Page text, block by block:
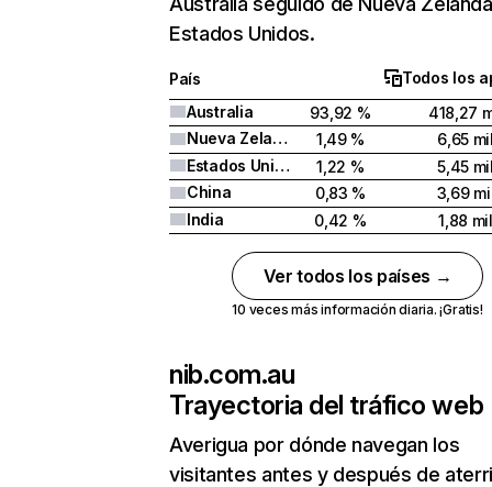
Estados Unidos.
País
Todos los
Australia
93,92 %
418,27
Nueva Zelanda
1,49 %
6,65
Estados Unidos
1,22 %
5,45
China
0,83 %
3,69
India
0,42 % 1,88 mil
Ver todos los países →
10 veces más información diaria. ¡Gratis!
nib.com.au
Trayectoria del tráfico web
Averigua por dónde navegan los
visitantes antes y después de